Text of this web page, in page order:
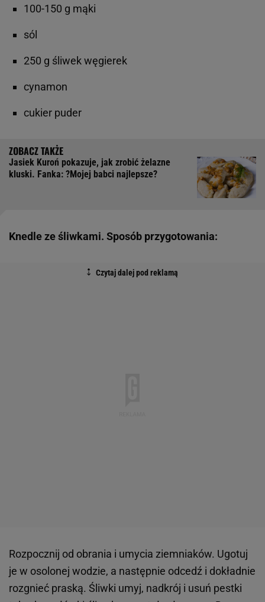
100-150 g mąki
sól
250 g śliwek węgierek
cynamon
cukier puder
Jasiek Kuroń pokazuje, jak zrobić żelazne
kluski. Fanka: ?Mojej babci najlepsze?
Knedle ze śliwkami. Sposób przygotowania:
Rozpocznij od obrania i umycia ziemniaków. Ugotuj
je w osolonej wodzie, a następnie odcedź i dokładnie
rozgnieć praską. Śliwki umyj, nadkrój i usuń pestki